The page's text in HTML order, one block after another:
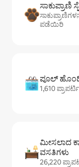
ಸಾಕುಪ್ರಾಣಿ
ಪಡೆಯಿರಿ
ಪೂಲ್
1,610
ಮೀಸಲಾದ
ವಸತಿಗಳು
26,220